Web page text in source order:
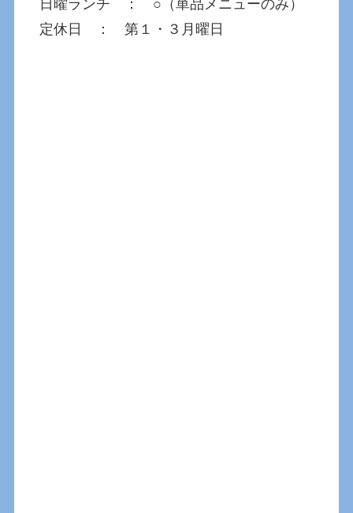
日曜ランチ ： ○（単品メニューのみ）
定休日 ： 第１・３月曜日